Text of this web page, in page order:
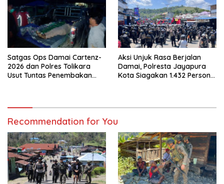
Satgas Ops Damai Cartenz-
2026 dan Polres Tolikara
Usut Tuntas Penembakan
Aksi Unjuk Rasa Berjalan
Damai, Polresta Jayapura
Kota Siagakan 1.432 Personel
Recommendation for You